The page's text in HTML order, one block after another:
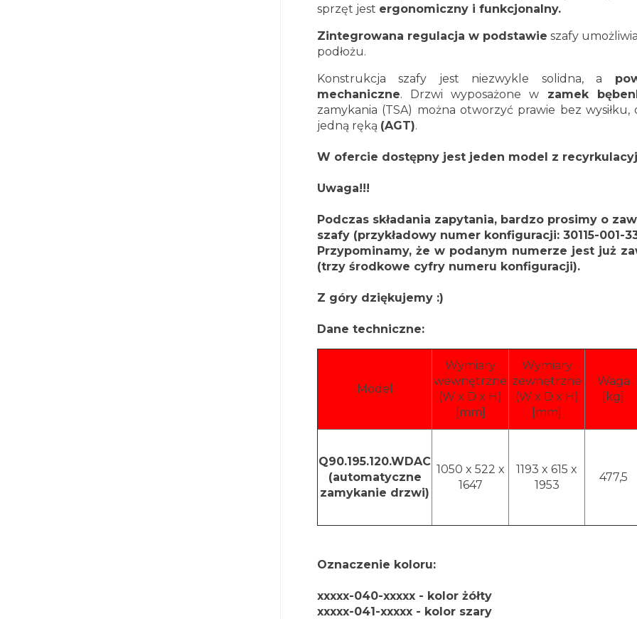
sprzęt jest ergonomiczny i funkcjonalny.
Zintegrowana regulacja w podstawie szafy
podłożu.
Konstrukcja szafy jest niezwykle solidna, a
mechaniczne. Drzwi wyposażone w
zamek
zamykania (TSA) można otworzyć prawie bez
jedną ręką (AGT).
W ofercie dostępny jest jeden model z
Uwaga!!!
Podczas składania zapytania, bardzo prosimy o
szafy (przykładowy numer konfiguracji: 30115-001-
Przypominamy, że w podanym numerze jest już
(trzy środkowe cyfry numeru konfiguracji).
Z góry dziękujemy :)
Dane techniczne:
Model
Wymiary
wewnętrzne
(W x D x H)
[mm]
Wymiary
zewnętrzne
(W x D x H)
[mm]
Waga
[kg]
Q90.195.120.WDAC
(automatyczne
zamykanie drzwi)
1050 x 522 x
1647
1193 x 615 x
1953
477,5
Oznaczenie koloru:
xxxxx-040-xxxxx - kolor żółty
xxxxx-041-xxxxx - kolor szary